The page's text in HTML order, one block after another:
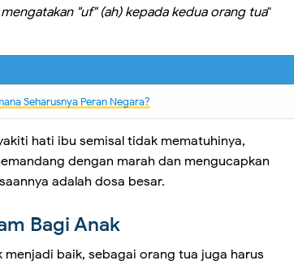
"uf" (ah) kepada kedua orang tua"
Seharusnya Peran Negara?
hati ibu semisal tidak mematuhinya,
dengan marah dan mengucapkan
adalah dosa besar.
Bagi Anak
baik, sebagai orang tua juga harus